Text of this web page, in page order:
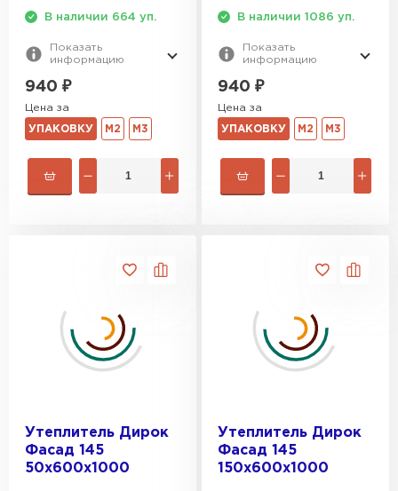
В наличии 664 уп.
Показать
информацию
940 ₽
Цена за
УПАКОВКУ М2 М3
В наличии 1086 уп.
Показать
информацию
940 ₽
Цена за
УПАКОВКУ М2 М3
Утеплитель Дирок
Фасад 145
50х600х1000
Утеплитель Дирок
Фасад 145
150х600х1000